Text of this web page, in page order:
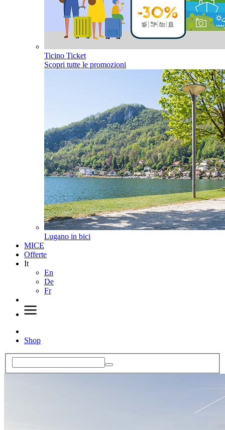
Ticino Ticket
Scopri tutte le promozioni
Lugano in bici
MICE
Offerte
It
En
De
Fr
Shop